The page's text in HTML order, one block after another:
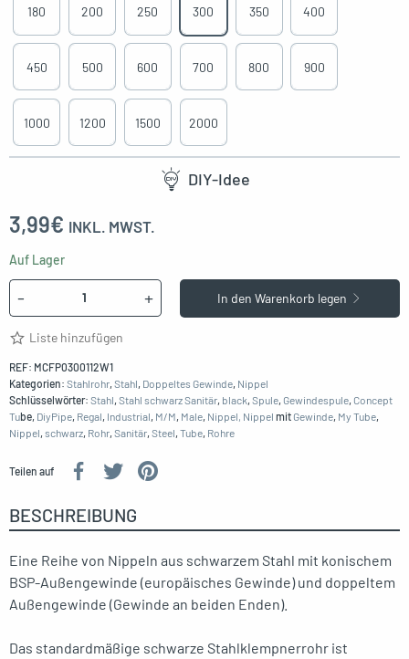
180 200 250 300 350 400
450 500 600 700 800 900
1000 1200 1500 2000
DIY-Idee
3,99€ INKL. MWST.
Auf Lager
- + In den Warenkorb legen
Liste hinzufügen
REF: MCFP0300112W1
Kategorien: Stahlrohr Stahl Doppeltes Gewinde Nippel
Schlüsselwörter: Stahl Stahl schwarz Sanitär black Spule Gewindespule Concept
Tube, DiyPipe Regal Industrial M/M Male Nippel, Nippel mit Gewinde My Tube
Nippel schwarz Rohr Sanitär Steel Tube Rohre
Teilen auf
BESCHREIBUNG
Eine Reihe von Nippeln aus schwarzem Stahl mit konischem
BSP-Außengewinde (europäisches Gewinde) und doppeltem
Außengewinde (Gewinde an beiden Enden).
Das standardmäßige schwarze Stahlklempnerrohr ist